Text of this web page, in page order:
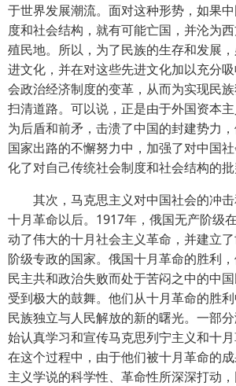
于世界发展潮流。面对这种形势，如果
度和社会结构，就有可能亡国，并沦为
殖民地。所以，为了民族的生存和发展
进文化，并在对这些先进文化加以充分
会政治经济制度的变革，从而为实现民
扫清道路。可以说，正是由于外国资本
为后盾和前矛，击溃了中国的封建势力
国家出路的不懈努力中，加强了对中国
化了对自己传统社会制度和社会结构的
其次，马克思主义对中国社会的冲击
十月革命以后。1917年，俄国无产阶级
动了伟大的十月社会主义革命，并建立
阶级专政的国家。俄国十月革命的胜利
民主共和政治失败而处于苦闷之中的中
受到极大的鼓舞。他们从十月革命的胜
民族独立与人民解放的新的曙光。一部
始认真学习和宣传马克思列宁主义和十月
在这个过程中，由于他们被十月革命的
主义学说的科学性、革命性所深深打动